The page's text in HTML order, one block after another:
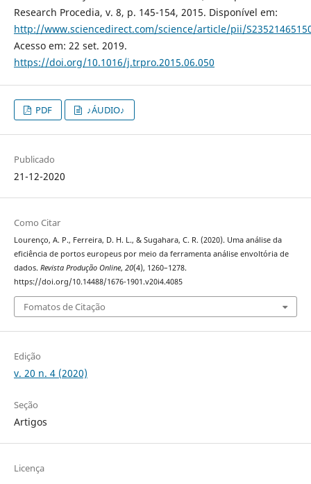
Research Procedia, v. 8, p. 145-154, 2015. Disponível em:
http://www.sciencedirect.com/science/article/pii/
Acesso em: 22 set. 2019.
https://doi.org/10.1016/j.trpro.2015.06.050
PDF ♪ÁUDIO♪
Publicado
21-12-2020
Como Citar
Lourenço, A. P., Ferreira, D. H. L., & Sugahara, C. R. (2020). Uma análise da
eficiência de portos europeus por meio da ferramenta análise envoltória de
dados. Revista Produção Online, 20(4), 1260–1278.
https://doi.org/10.14488/1676-1901.v20i4.4085
Fomatos de Citação
Edição
v. 20 n. 4 (2020)
Seção
Artigos
Licença